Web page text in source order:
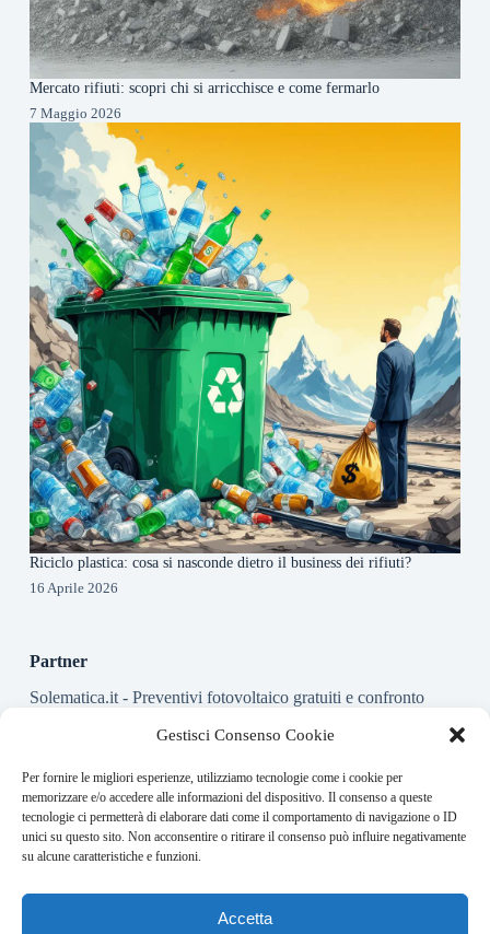
Gestisci Consenso Cookie
Per fornire le migliori esperienze, utilizziamo tecnologie come i cookie per
memorizzare e/o accedere alle informazioni del dispositivo. Il consenso a queste
tecnologie ci permetterà di elaborare dati come il comportamento di navigazione o ID
unici su questo sito. Non acconsentire o ritirare il consenso può influire negativamente
su alcune caratteristiche e funzioni.
Accetta
Mercato rifiuti: scopri chi si arricchisce e come fermarlo
7 Maggio 2026
Riciclo plastica: cosa si nasconde dietro il business dei rifiuti?
16 Aprile 2026
Partner
Solematica.it- Preventivi fotovoltaico gratuiti e confronto
About this website
Energy-Bullet.it ogni giorno trova per te le notizie più rilevanti
in ambito finanziario.
Address:
VIA USODIMARE 3 - 37138 - VERONA (VR)